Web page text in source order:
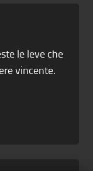
le leve che
vincente.